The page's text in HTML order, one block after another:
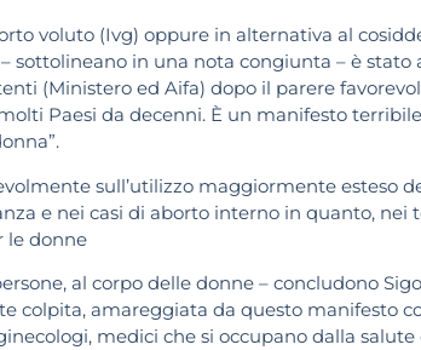
voluto (Ivg) oppure in alternativa al
sottolineano in una nota congiunta – è stato
(Ministero ed Aifa) dopo il parere
Paesi da decenni. È un manifesto
sull’utilizzo maggiormente esteso
e nei casi di aborto interno in quanto, nei
le donne
al corpo delle donne – concludono
colpita, amareggiata da questo manifesto
medici che si occupano dalla